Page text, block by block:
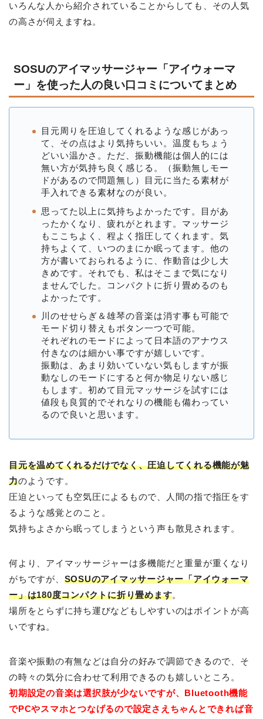
いろんな人から紹介されていることからしても、その人気
の高さが伺えますね。
SOSUのアイマッサージャー「アイウォーマ
ー」を使った人の良い口コミについてまとめ
目元周りを圧迫してくれるような感じがあっ
て、その点はより気持ちいい。温度もちょう
どいい温かさ。ただ、振動機能は個人的には
無い方が気持ち良く感じる。（振動無しモー
ドがあるので問題無し）目元に当たる素材が
手入れできる素材なのが良い。
思ってた以上に気持ちよかったです。目があ
ったかくなり、疲れがとれます。マッサージ
もここちよく、程よく指圧してくれます。気
持ちよくて、いつのまにか眠ってます。他の
方が書いておられるように、作動音は少し大
きめです。それでも、私はそこまで気になり
ませんでした。コンパクトに折り畳めるのも
よかったです。
川のせせらぎ＆雄琴の音楽は消す事も可能で
モード切り替えもボタン一つで可能。
それぞれのモードによって日本語のアナウス
付きなのは細かい事ですが嬉しいです。
振動は、あまり効いていない気もしますが振
動なしのモードにすると何か物足りない感じ
もします。初めて目元マッサージを試すには
値段も良質的でそれなりの機能も備わってい
るので良いと思います。
目元を温めてくれるだけでなく、圧迫してくれる機能が魅
力のようです。
圧迫といっても空気圧によるもので、人間の指で指圧をす
るような感覚とのこと。
気持ちよさから眠ってしまうという声も散見されます。
何より、アイマッサージャーは多機能だと重量が重くなり
がちですが、 SOSUのアイマッサージャー「アイウォーマ
ー」は180度コンパクトに折り畳めます。
場所をとらずに持ち運びなどもしやすいのはポイントが高
いですね。
音楽や振動の有無などは自分の好みで調節できるので、そ
の時々の気分に合わせて利用できるのも嬉しいところ。
初期設定の音楽は選択肢が少ないですが、Bluetooth機能
でPCやスマホとつなげるので設定さえちゃんとできれば音